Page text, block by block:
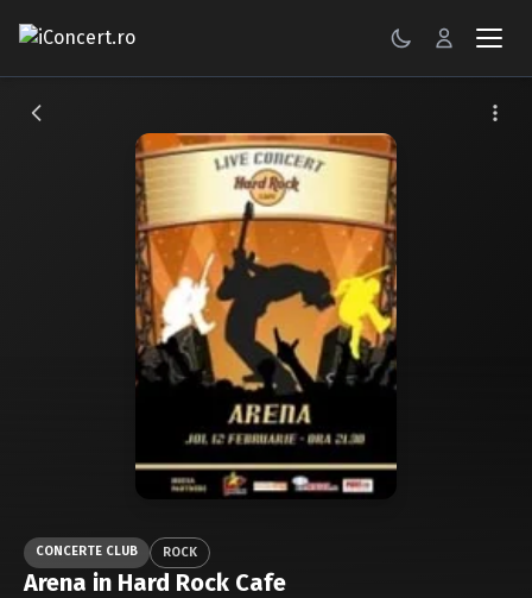
CONCERTE
Caută în site...
CONCERTE CLUB ROCK
Arena in Hard Rock Cafe